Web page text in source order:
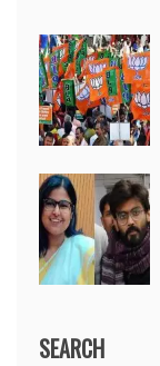
SEARCH